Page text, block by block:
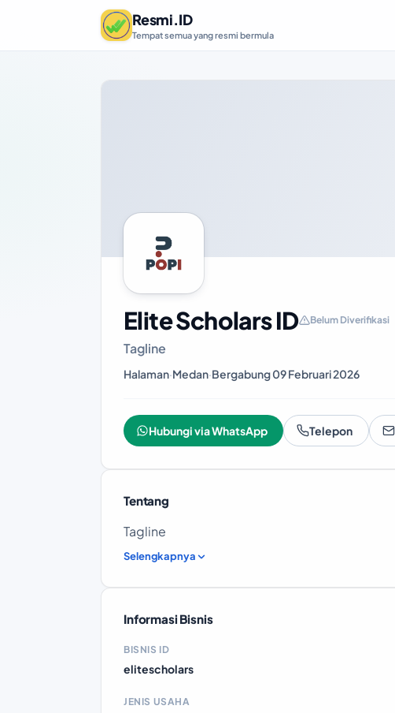
Resmi.ID
Tempat semua yang resmi bermula
Elite Scholars ID Belum Diverifikasi
Tagline
Halaman·Medan·Bergabung 09 Februari 2026
Hubungi via WhatsApp Telepon
Tentang
Tagline
Selengkapnya
Informasi Bisnis
BISNIS ID
elitescholars
JENIS USAHA